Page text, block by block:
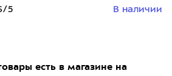
есть в магазине на
5 В наличии